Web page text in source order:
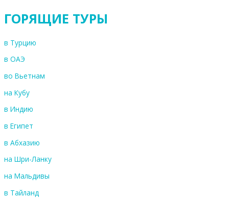
ГОРЯЩИЕ ТУРЫ
в Турцию
в ОАЭ
во Вьетнам
на Кубу
в Индию
в Египет
в Абхазию
на Шри-Ланку
на Мальдивы
в Тайланд